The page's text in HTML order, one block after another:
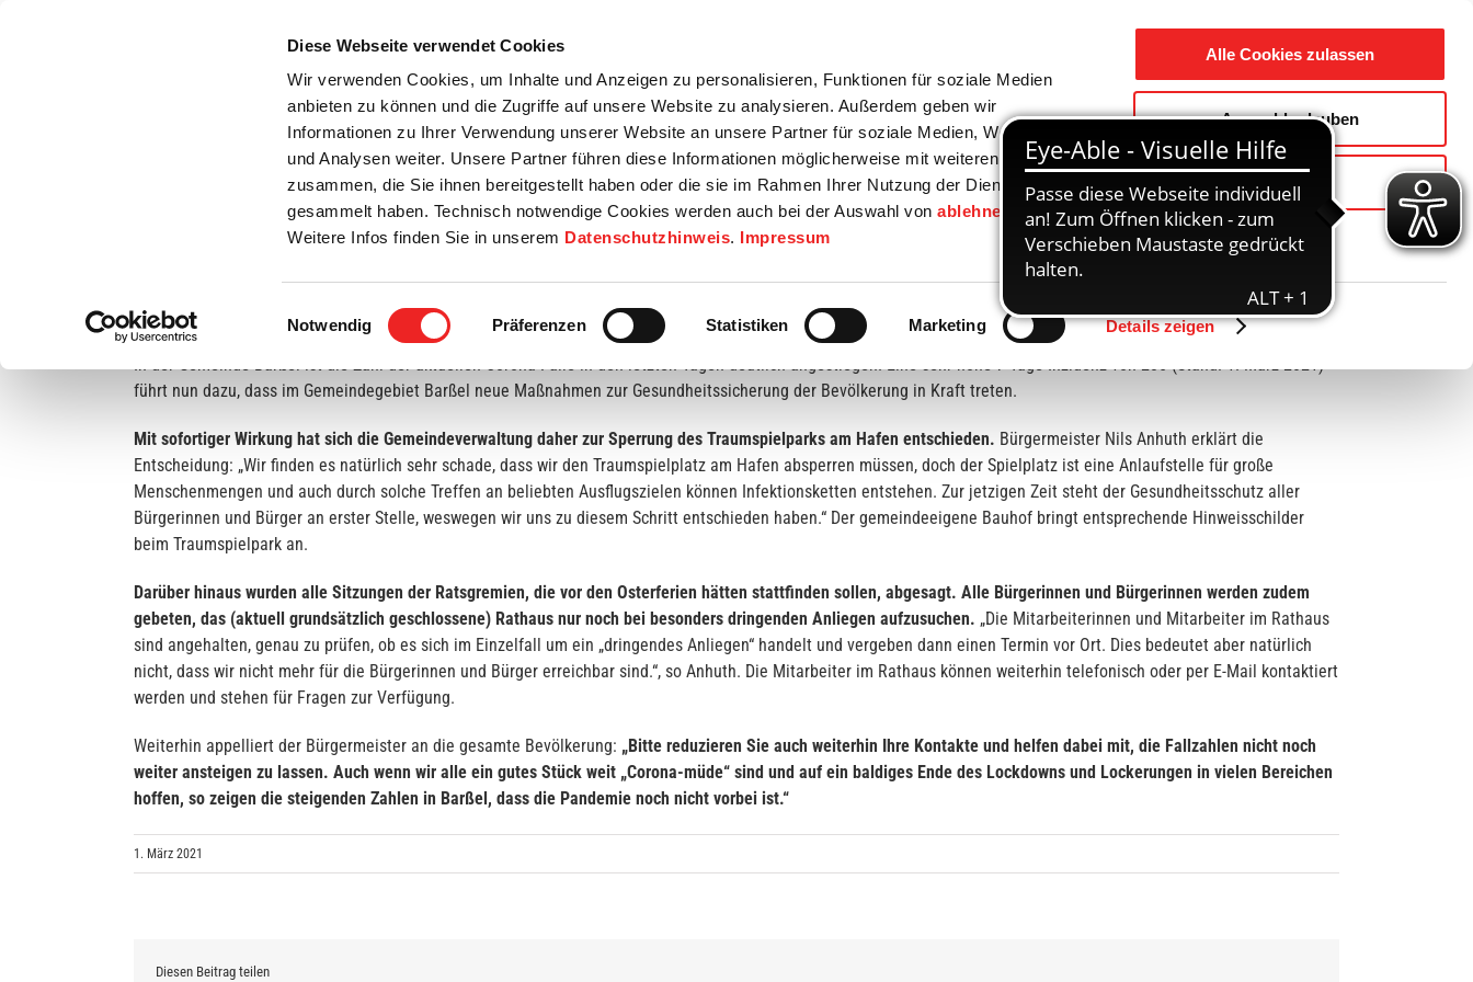
Diese Webseite verwendet Cookies
Wir verwenden Cookies, um Inhalte und Anzeigen zu personalisieren, Funktionen für soziale Medien
anbieten zu können und die Zugriffe auf unsere Website zu analysieren. Außerdem geben wir
Informationen zu Ihrer Verwendung unserer Website an unsere Partner für soziale Medien, Werbung
und Analysen weiter. Unsere Partner führen diese Informationen möglicherweise mit weiteren Daten
zusammen, die Sie ihnen bereitgestellt haben oder die sie im Rahmen Ihrer Nutzung der Dienste
gesammelt haben. Technisch notwendige Cookies werden auch bei der Auswahl vonablehnen
gesetzt.
Weitere Infos finden Sie in unserem Datenschutzhinweis. Impressum
Einwilligungsauswahl
Notwendig Präferenzen Statistiken Marketing Details zeigen
Alle Cookies zulassen
Auswahl erlauben
Ablehnen
Startseite
Bürgerservice Rats- / Bürgerinfo Wirtschaft / Wohnen Bildung / Soziales Touristik / Freizeit Gemeinde / Geschichte
Zurück
Hoher Inzidenzwert führt zu Einschränkungen in Barßel
In der Gemeinde Barßel ist die Zahl der aktuellen Corona-Fälle in den letzten Tagen deutlich angestiegen. Eine sehr hohe 7-Tage-Inzidenz von 285 (Stand: 1. März 2021)
führt nun dazu, dass im Gemeindegebiet Barßel neue Maßnahmen zur Gesundheitssicherung der Bevölkerung in Kraft treten.
Mit sofortiger Wirkung hat sich die Gemeindeverwaltung daher zur Sperrung des Traumspielparks am Hafen entschieden. Bürgermeister Nils Anhuth erklärt die
Entscheidung: „Wir finden es natürlich sehr schade, dass wir den Traumspielplatz am Hafen absperren müssen, doch der Spielplatz ist eine Anlaufstelle für große
Menschenmengen und auch durch solche Treffen an beliebten Ausflugszielen können Infektionsketten entstehen. Zur jetzigen Zeit steht der Gesundheitsschutz aller
Bürgerinnen und Bürger an erster Stelle, weswegen wir uns zu diesem Schritt entschieden haben.“ Der gemeindeeigene Bauhof bringt entsprechende Hinweisschilder
beim Traumspielpark an.
Darüber hinaus wurden alle Sitzungen der Ratsgremien, die vor den Osterferien hätten stattfinden sollen, abgesagt. Alle Bürgerinnen und Bürgerinnen werden zudem
gebeten, das (aktuell grundsätzlich geschlossene) Rathaus nur noch bei besonders dringenden Anliegen aufzusuchen. „Die Mitarbeiterinnen und Mitarbeiter im Rathaus
sind angehalten, genau zu prüfen, ob es sich im Einzelfall um ein „dringendes Anliegen“ handelt und vergeben dann einen Termin vor Ort. Dies bedeutet aber natürlich
nicht, dass wir nicht mehr für die Bürgerinnen und Bürger erreichbar sind.“, so Anhuth. Die Mitarbeiter im Rathaus können weiterhin telefonisch oder per E-Mail kontaktiert
werden und stehen für Fragen zur Verfügung.
Weiterhin appelliert der Bürgermeister an die gesamte Bevölkerung: „Bitte reduzieren Sie auch weiterhin Ihre Kontakte und helfen dabei mit, die Fallzahlen nicht noch
weiter ansteigen zu lassen. Auch wenn wir alle ein gutes Stück weit „Corona-müde“ sind und auf ein baldiges Ende des Lockdowns und Lockerungen in vielen Bereichen
hoffen, so zeigen die steigenden Zahlen in Barßel, dass die Pandemie noch nicht vorbei ist.“
1. März 2021
Diesen Beitrag teilen